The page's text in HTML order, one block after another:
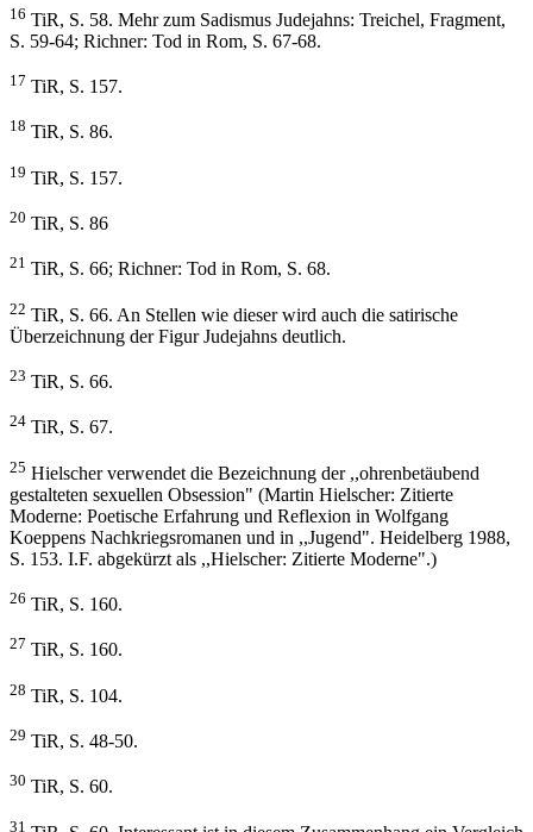
16 TiR, S. 58. Mehr zum Sadismus Judejahns: Treichel, Fragment,
S. 59-64; Richner: Tod in Rom, S. 67-68.
17 TiR, S. 157.
18 TiR, S. 86.
19 TiR, S. 157.
20 TiR, S. 86
21 TiR, S. 66; Richner: Tod in Rom, S. 68.
22 TiR, S. 66. An Stellen wie dieser wird auch die satirische
Überzeichnung der Figur Judejahns deutlich.
23 TiR, S. 66.
24 TiR, S. 67.
25 Hielscher verwendet die Bezeichnung der ,,ohrenbetäubend
gestalteten sexuellen Obsession" (Martin Hielscher: Zitierte
Moderne: Poetische Erfahrung und Reflexion in Wolfgang
Koeppens Nachkriegsromanen und in ,,Jugend". Heidelberg 1988,
S. 153. I.F. abgekürzt als ,,Hielscher: Zitierte Moderne".)
26 TiR, S. 160.
27 TiR, S. 160.
28 TiR, S. 104.
29 TiR, S. 48-50.
30 TiR, S. 60.
31